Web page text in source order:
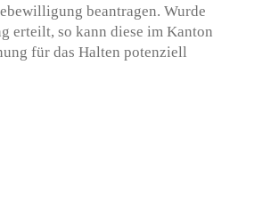
beantragen. Wurde
erteilt, so kann diese im Kanton
für das Halten potenziell